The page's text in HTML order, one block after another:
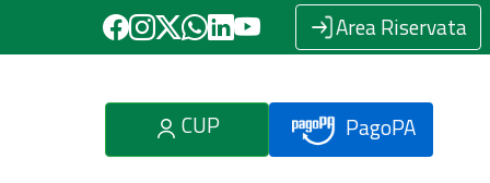
Area Riservata
CUP PagoPA